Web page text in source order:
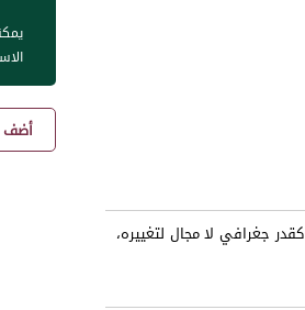
جغرافي لا مجال لتغييره،
أضف